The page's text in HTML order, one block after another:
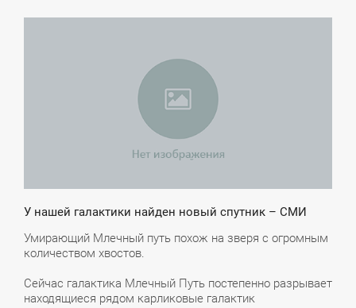
У нашей галактики найден новый спутник – СМИ
Умирающий Млечный путь похож на зверя с огромным
количеством хвостов.
Сейчас галактика Млечный Путь постепенно разрывает
находящиеся рядом карликовые галактик